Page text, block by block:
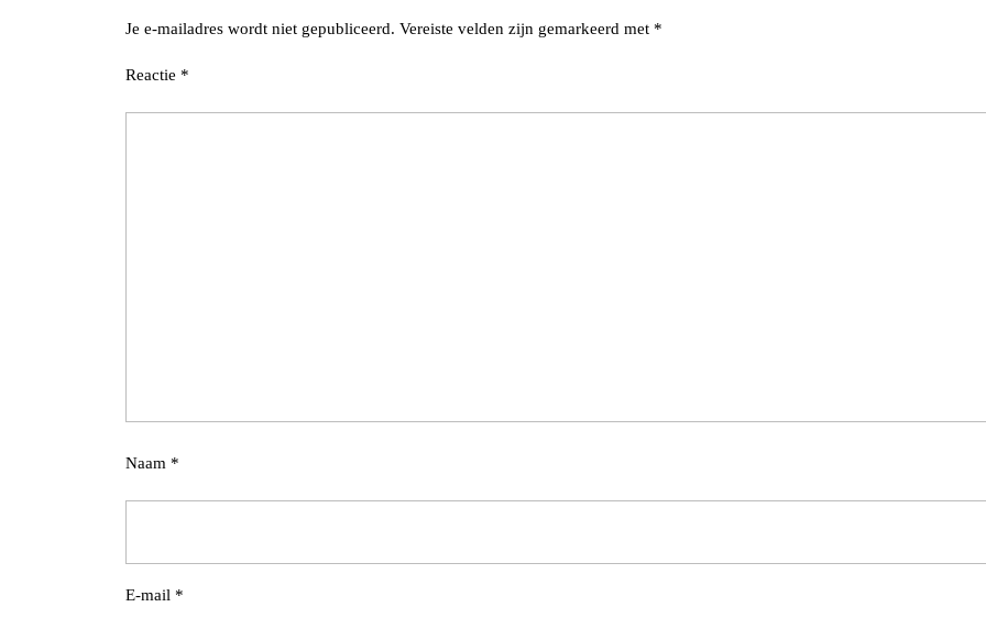
Je e-mailadres wordt niet gepubliceerd. Vereiste velden zijn gemarkeerd met *
Reactie *
Naam *
E-mail *